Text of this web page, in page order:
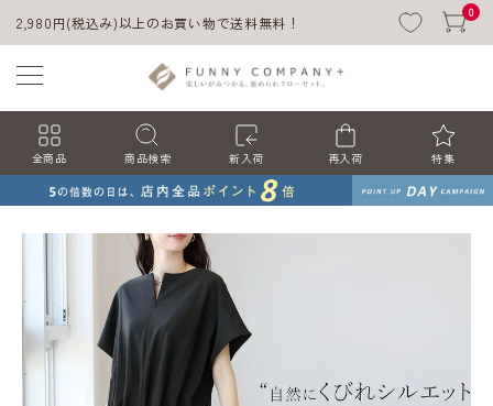
2,980円(税込み)以上のお買い物で送料無料！
0
全商品 商品検索 新入荷 再入荷 特集
ACCOUNT MENU